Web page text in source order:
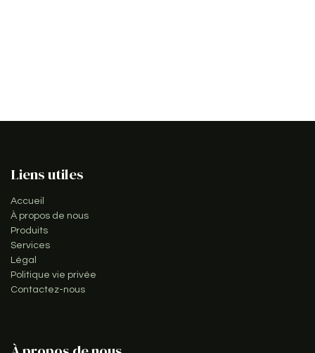
Liens utiles
Accueil
À propos de nous
Produits
Services
Légal
Politique vie privée
Contactez-nous